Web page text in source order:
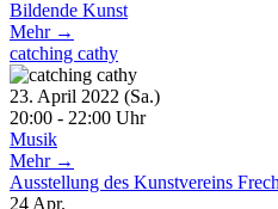
Bildende Kunst
Mehr →
catching cathy
23. April 2022 (Sa.)
20:00 - 22:00 Uhr
Musik
Mehr →
Ausstellung des Kunstvereins
24 Apr.